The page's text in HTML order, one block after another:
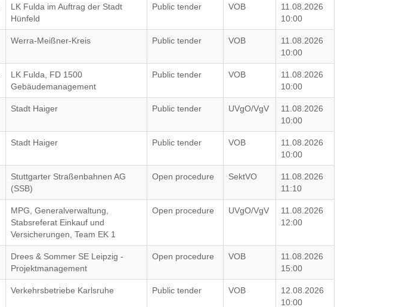
LK Fulda im Auftrag der Stadt
Hünfeld
Public tender VOB
11.08.2026
10:00
Werra-Meißner-Kreis Public tender VOB
11.08.2026
10:00
LK Fulda, FD 1500
Gebäudemanagement
Public tender VOB
11.08.2026
10:00
Stadt Haiger Public tender UVgO/VgV
11.08.2026
10:00
Stadt Haiger Public tender VOB
11.08.2026
10:00
Stuttgarter Straßenbahnen AG
(SSB)
Open procedure SektVO
11.08.2026
11:10
MPG, Generalverwaltung,
Stabsreferat Einkauf und
Versicherungen, Team EK 1
Open procedure UVgO/VgV
11.08.2026
12:00
Drees & Sommer SE Leipzig -
Projektmanagement
Open procedure VOB
11.08.2026
15:00
Verkehrsbetriebe Karlsruhe Public tender VOB
12.08.2026
10:00